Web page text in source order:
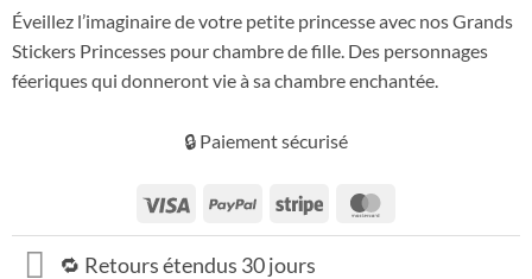
était :
24,90 €.
est :
19,90 €.
Éveillez l’imaginaire de votre petite princesse avec nos Grands
Stickers Princesses pour chambre de fille. Des personnages
féeriques qui donneront vie à sa chambre enchantée.
🔒 Paiement sécurisé
Visa PayPal Stripe
🔁 Retours étendus 30 jours